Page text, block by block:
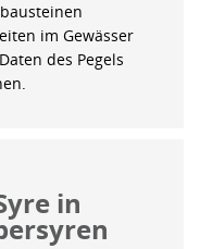
im Gewässer
des Pegels
in